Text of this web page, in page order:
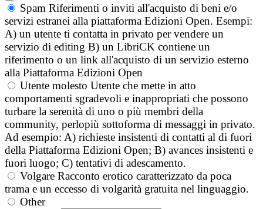
Spam Riferimenti o inviti all'acquisto di beni e/o
servizi estranei alla piattaforma Edizioni Open. Esempi:
A) un utente ti contatta in privato per vendere un
servizio di editing B) un LibriCK contiene un
riferimento o un link all'acquisto di un servizio esterno
alla Piattaforma Edizioni Open
Utente molesto Utente che mette in atto
comportamenti sgradevoli e inappropriati che possono
turbare la serenità di uno o più membri della
community, perlopiù sottoforma di messaggi in privato.
Ad esempio: A) richieste insistenti di contatti al di fuori
della Piattaforma Edizioni Open; B) avances insistenti e
fuori luogo; C) tentativi di adescamento.
Volgare Racconto erotico caratterizzato da poca
trama e un eccesso di volgarità gratuita nel linguaggio.
Other